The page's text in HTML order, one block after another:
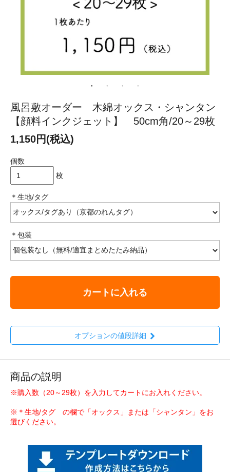
風呂敷オーダー 木綿オックス・シャンタン
【顔料インクジェット】 50cm角/20～29枚
1,150円(税込)
個数
枚
＊生地/タグ
＊包装
カートに入れる
オプションの値段詳細
商品の説明
※購入数（20～29枚）を入力してカートにお入れください。
※＊生地/タグ の欄で「オックス」または「シャンタン」をお
選びください。